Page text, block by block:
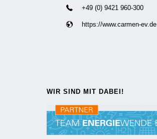
+49 (0) 9421 960-300
https://www.carmen-ev.de
WIR SIND MIT DABEI!